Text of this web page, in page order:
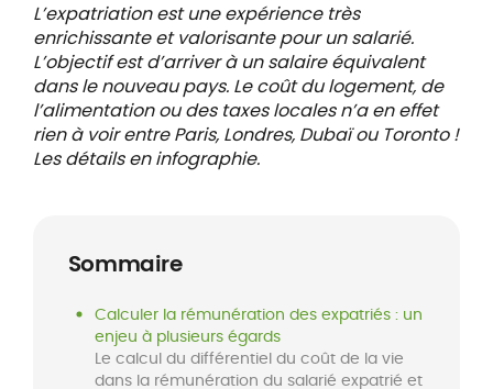
Sommaire
Calculer la rémunération des expatriés : un
enjeu à plusieurs égards
Le calcul du différentiel du coût de la vie
dans la rémunération du salarié expatrié et
L’expatriation est une expérience très
enrichissante et valorisante pour un salarié.
L’objectif est d’arriver à un salaire équivalent
dans le nouveau pays. Le coût du logement, de
l’alimentation ou des taxes locales n’a en effet
rien à voir entre Paris, Londres, Dubaï ou Toronto !
Les détails en infographie.